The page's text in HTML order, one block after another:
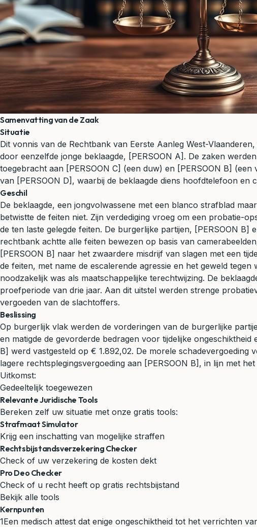
Samenvatting van de Zaak
Situatie
Dit vonnis van de Rechtbank van Eerste Aanleg West-
door eenzelfde jonge beklaagde, [PERSOON A]. De zaken
toegebracht aan [PERSOON C] (een duw) en [PERSOON B]
van [PERSOON D], waarbij de beklaagde diens hoofdtelefoon
Geschil
De beklaagde, een jongvolwassene met een blanco strafblad
betwistte de feiten niet. Zijn verdediging vroeg om een probatie-
de ten laste gelegde feiten. De burgerlijke partijen, [PERSOON
rechtbank achtte alle feiten bewezen op basis van
[PERSOON B] naar het zwaardere misdrijf van slagen met een
de feiten, met name de escalerende agressie en het geweld
noodzakelijk was als maatschappelijke terechtwijzing. De
proefperiode van drie jaar. Aan dit uitstel werden strenge
vergoeden van de slachtoffers.
Beslissing
Op burgerlijk vlak werden de vorderingen van de burgerlijke
en matigde de gevorderde bedragen voor tijdelijke
B] werd vastgesteld op € 1.892,02. De morele
lagere rechtsplegingsvergoeding aan [PERSOON B], in lijn met
Uitkomst:
Gedeeltelijk toegewezen
Relevante Juridische Tools
Bereken zelf uw situatie met onze gratis tools:
Strafmaat Simulator
Krijg een inschatting van mogelijke straffen
Rechtsbijstandsverzekering Checker
Check of uw verzekering de kosten dekt
Pro Deo Checker
Check of u recht heeft op gratis rechtsbijstand
Bekijk alle tools
Kernpunten
1Een medisch attest dat enige ongeschiktheid tot het verrichten